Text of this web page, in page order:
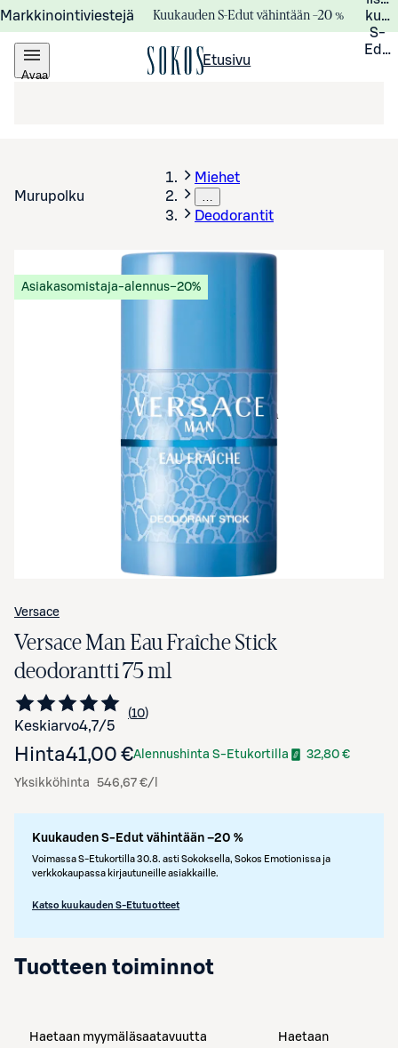
Markkinointiviestejä Kuukauden S-Edut vähintään –20 %
S-
Avaa
Etusivu
Murupolku
Miehet
…
Deodorantit
Avaa tuotekuva suurennettuna
Asiakasomistaja-alennus−20%
Versace
Versace Man Eau Fraîche Stick
deodorantti 75 ml
Keskiarvo4,7/5 Siirry arvioihin
10
kappaletta
Hinta41,00 €Alennushinta S-Etukortilla 32,80 €
Yksikköhinta 546,67 €/l
Kuukauden S-Edut vähintään –20 %
Voimassa S-Etukortilla 30.8. asti Sokoksella, Sokos Emotionissa ja
verkkokaupassa kirjautuneille asiakkaille.
Katso kuukauden S-Etutuotteet
Tuotteen toiminnot
Haetaan myymäläsaatavuutta
Haetaan